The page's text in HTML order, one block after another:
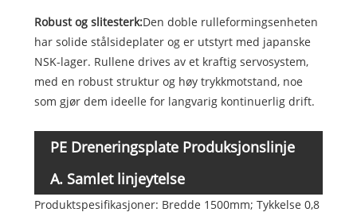
Robust og slitesterk:Den doble rulleformingsenheten
har solide stålsideplater og er utstyrt med japanske
NSK-lager. Rullene drives av et kraftig servosystem,
med en robust struktur og høy trykkmotstand, noe
som gjør dem ideelle for langvarig kontinuerlig drift.
PE Dreneringsplate Produksjonslinje
Kjernekomponent Tekniske detaljer
A. Samlet linjeytelse
Produktspesifikasjoner: Bredde 1500mm; Tykkelse 0,8